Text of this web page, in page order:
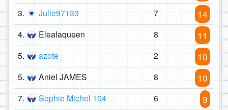
3. Julie97133 7 14
4. Elealaqueen 8 11
5. azote_ 2 10
5. Aniel JAMES 8 10
7. Sophie Michel 104 6 9